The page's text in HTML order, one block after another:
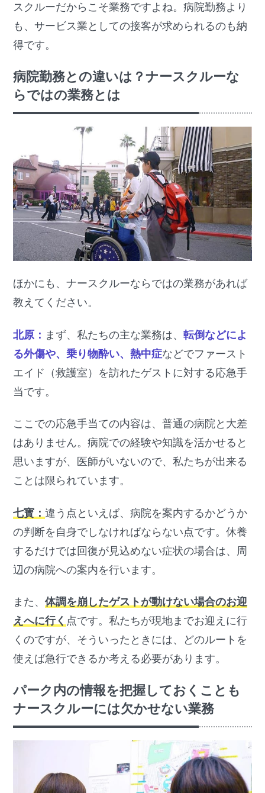
スクルーだからこそ業務ですよね。病院勤務より
も、サービス業としての接客が求められるのも納
得です。
病院勤務との違いは？ナースクルーな
らではの業務とは
ほかにも、ナースクルーならではの業務があれば
教えてください。
北原： まず、私たちの主な業務は、転倒などによ
る外傷や、乗り物酔い、熱中症などでファースト
エイド（救護室）を訪れたゲストに対する応急手
当です。
ここでの応急手当ての内容は、普通の病院と大差
はありません。病院での経験や知識を活かせると
思いますが、医師がいないので、私たちが出来る
ことは限られています。
七寳：違う点といえば、病院を案内するかどうか
の判断を自身でしなければならない点です。休養
するだけでは回復が見込めない症状の場合は、周
辺の病院への案内を行います。
また、体調を崩したゲストが動けない場合のお迎
えへに行く 点です。私たちが現地までお迎えに行
くのですが、そういったときには、どのルートを
使えば急行できるか考える必要があります。
パーク内の情報を把握しておくことも
ナースクルーには欠かせない業務